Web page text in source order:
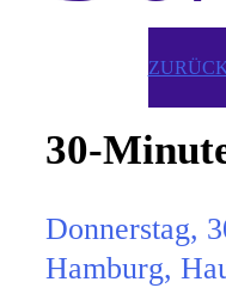
30-
Donnerstag,
Hamburg,